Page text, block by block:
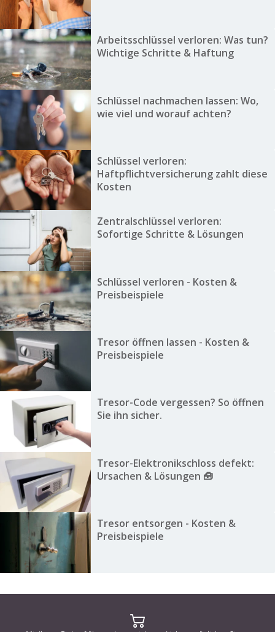
Arbeitsschlüssel verloren: Was tun?
Wichtige Schritte & Haftung
Schlüssel nachmachen lassen: Wo,
wie viel und worauf achten?
Schlüssel verloren:
Haftpflichtversicherung zahlt diese
Kosten
Zentralschlüssel verloren:
Sofortige Schritte & Lösungen
Schlüssel verloren - Kosten &
Preisbeispiele
Tresor öffnen lassen - Kosten &
Preisbeispiele
Tresor-Code vergessen? So öffnen
Sie ihn sicher.
Tresor-Elektronikschloss defekt:
Ursachen & Lösungen 🧰
Tresor entsorgen - Kosten &
Preisbeispiele